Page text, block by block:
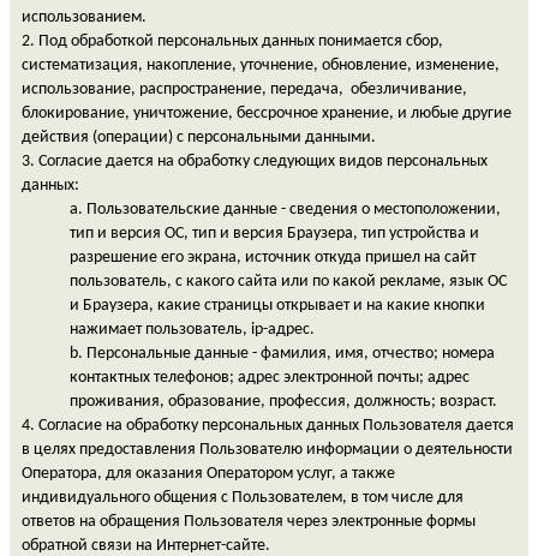
использованием.
2. Под обработкой персональных данных понимается сбор,
систематизация, накопление, уточнение, обновление, изменение,
использование, распространение, передача, обезличивание,
блокирование, уничтожение, бессрочное хранение, и любые другие
действия (операции) с персональными данными.
3. Согласие дается на обработку следующих видов персональных
данных:
a. Пользовательские данные - сведения о местоположении,
тип и версия ОС, тип и версия Браузера, тип устройства и
разрешение его экрана, источник откуда пришел на сайт
пользователь, с какого сайта или по какой рекламе, язык ОС
и Браузера, какие страницы открывает и на какие кнопки
нажимает пользователь, ip-адрес.
b. Персональные данные - фамилия, имя, отчество; номера
контактных телефонов; адрес электронной почты; адрес
проживания, образование, профессия, должность; возраст.
4. Согласие на обработку персональных данных Пользователя дается
в целях предоставления Пользователю информации о деятельности
Оператора, для оказания Оператором услуг, а также
индивидуального общения с Пользователем, в том числе для
ответов на обращения Пользователя через электронные формы
обратной связи на Интернет-сайте.